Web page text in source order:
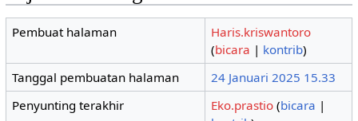
Pembuat halaman
Haris.kriswantoro
(bicara | kontrib)
Tanggal pembuatan halaman
24 Januari 2025 15.33
Penyunting terakhir
Eko.prastio (bicara |